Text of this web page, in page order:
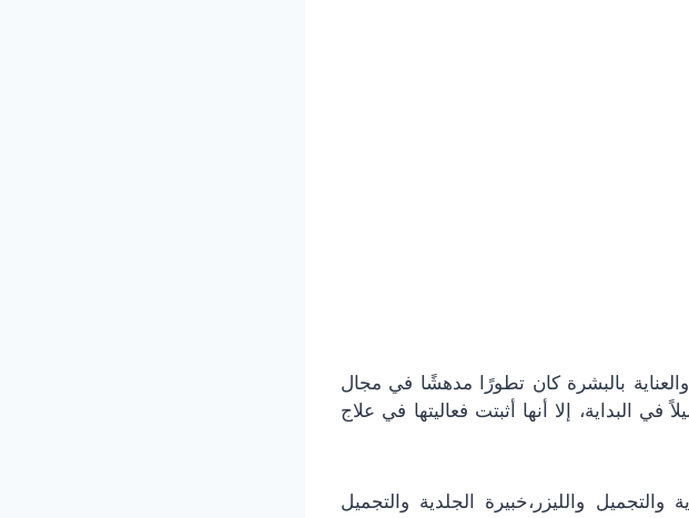
بالبشرة كان تطورًا مدهشًا في مجال
في البداية، إلا أنها أثبتت فعاليتها في علاج
والليزر،خبيرة الجلدية والتجميل